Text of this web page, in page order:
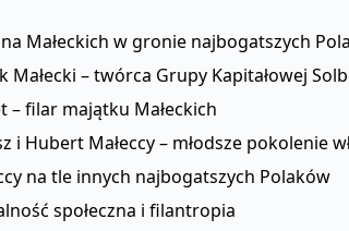
Małeckich w gronie najbogatszych
Małecki – twórca Grupy Kapitałowej
– filar majątku Małeckich
i Hubert Małeccy – młodsze pokolenie
na tle innych najbogatszych Polaków
społeczna i filantropia